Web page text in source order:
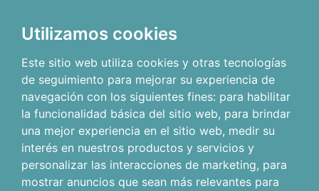
Utilizamos cookies
Este sitio web utiliza cookies y otras tecnologías
de seguimiento para mejorar su experiencia de
navegación con los siguientes fines: para habilitar
la funcionalidad básica del sitio web, para brindar
una mejor experiencia en el sitio web, medir su
interés en nuestros productos y servicios y
personalizar las interacciones de marketing, para
mostrar anuncios que sean más relevantes para